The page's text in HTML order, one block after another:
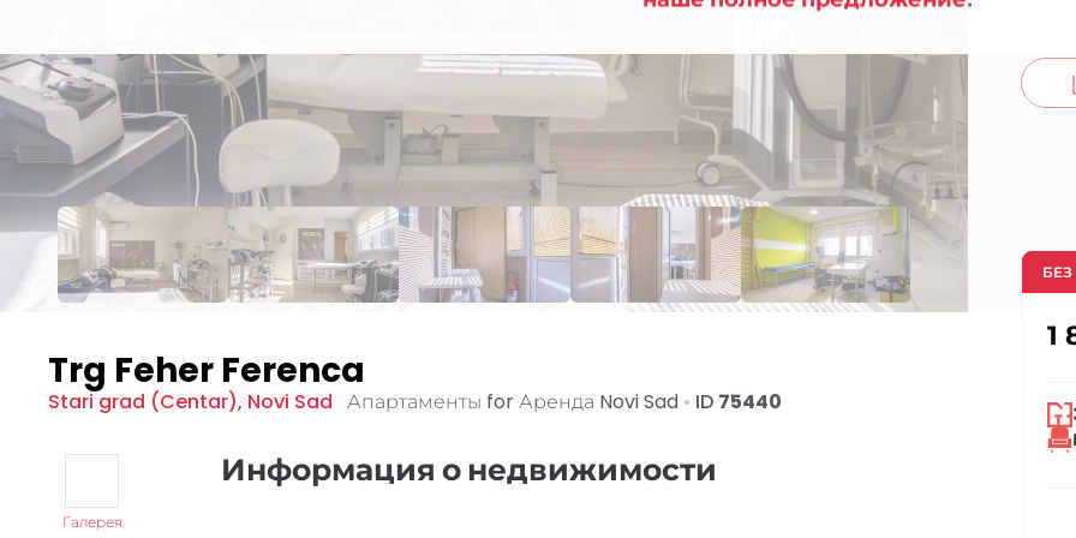
Trg Feher Ferenca
Stari grad (Centar), Novi Sad Апартаменты for Аренда Novi Sad • ID 75440
Галерея
Информация о недвижимости
1